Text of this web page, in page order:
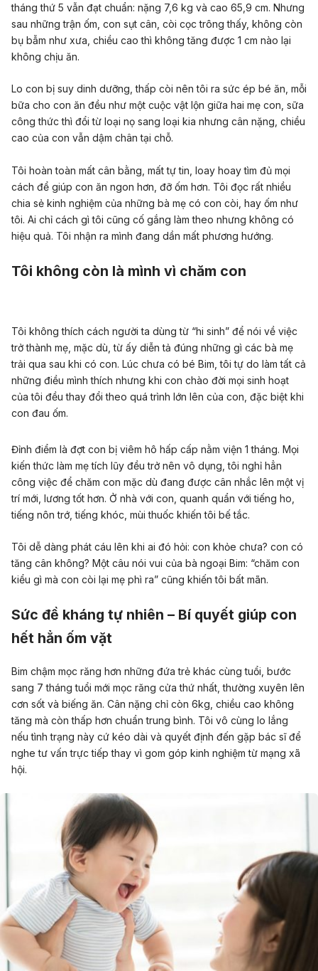
tháng thứ 5 vẫn đạt chuẩn: nặng 7,6 kg và cao 65,9 cm. Nhưng
sau những trận ốm, con sụt cân, còi cọc trông thấy, không còn
bụ bẫm như xưa, chiều cao thì không tăng được 1 cm nào lại
không chịu ăn.
Lo con bị suy dinh dưỡng, thấp còi nên tôi ra sức ép bé ăn, mỗi
bữa cho con ăn đều như một cuộc vật lộn giữa hai mẹ con, sữa
công thức thì đổi từ loại nọ sang loại kia nhưng cân nặng, chiều
cao của con vẫn dậm chân tại chỗ.
Tôi hoàn toàn mất cân bằng, mất tự tin, loay hoay tìm đủ mọi
cách để giúp con ăn ngon hơn, đỡ ốm hơn. Tôi đọc rất nhiều
chia sẻ kinh nghiệm của những bà mẹ có con còi, hay ốm như
tôi. Ai chỉ cách gì tôi cũng cố gắng làm theo nhưng không có
hiệu quả. Tôi nhận ra mình đang dần mất phương hướng.
Tôi không còn là mình vì chăm con
Tôi không thích cách người ta dùng từ “hi sinh” để nói về việc
trở thành mẹ, mặc dù, từ ấy diễn tả đúng những gì các bà mẹ
trải qua sau khi có con. Lúc chưa có bé Bim, tôi tự do làm tất cả
những điều mình thích nhưng khi con chào đời mọi sinh hoạt
của tôi đều thay đổi theo quá trình lớn lên của con, đặc biệt khi
con đau ốm.
Đỉnh điểm là đợt con bị viêm hô hấp cấp nằm viện 1 tháng. Mọi
kiến thức làm mẹ tích lũy đều trở nên vô dụng, tôi nghỉ hẳn
công việc để chăm con mặc dù đang được cân nhắc lên một vị
trí mới, lương tốt hơn. Ở nhà với con, quanh quẩn với tiếng ho,
tiếng nôn trớ, tiếng khóc, mùi thuốc khiến tôi bế tắc.
Tôi dễ dàng phát cáu lên khi ai đó hỏi: con khỏe chưa? con có
tăng cân không? Một câu nói vui của bà ngoại Bim: “chăm con
kiểu gì mà con còi lại mẹ phì ra” cũng khiến tôi bất mãn.
Sức đề kháng tự nhiên – Bí quyết giúp con
hết hẳn ốm vặt
Bim chậm mọc răng hơn những đứa trẻ khác cùng tuổi, bước
sang 7 tháng tuổi mới mọc răng cửa thứ nhất, thường xuyên lên
cơn sốt và biếng ăn. Cân nặng chỉ còn 6kg, chiều cao không
tăng mà còn thấp hơn chuẩn trung bình. Tôi vô cùng lo lắng
nếu tình trạng này cứ kéo dài và quyết định đến gặp bác sĩ để
nghe tư vấn trực tiếp thay vì gom góp kinh nghiệm từ mạng xã
hội.